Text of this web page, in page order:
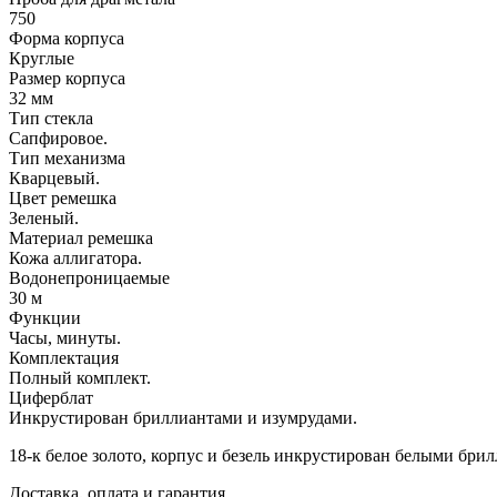
750
Форма корпуса
Круглые
Размер корпуса
32 мм
Тип стекла
Сапфировое.
Тип механизма
Кварцевый.
Цвет ремешка
Зеленый.
Материал ремешка
Кожа аллигатора.
Водонепроницаемые
30 м
Функции
Часы, минуты.
Комплектация
Полный комплект.
Циферблат
Инкрустирован бриллиантами и изумрудами.
18-к белое золото, корпус и безель инкрустирован белыми
Доставка, оплата и гарантия